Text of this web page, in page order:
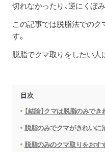
切れなかったり、逆にくぼ
この記事では脱脂法での
す。
脱脂でクマ取りをしたい人
目次
【結論】クマは脱脂のみで
脱脂のみでクマがきれいに
脱脂のみのクマ取りをおす